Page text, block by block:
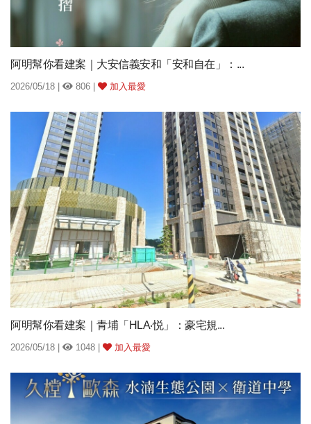
阿明幫你看建案｜大安信義安和「安和自在」：...
2026/05/18 | 806 | 加入最愛
阿明幫你看建案｜青埔「HLA‧悦」：豪宅規...
2026/05/18 | 1048 | 加入最愛